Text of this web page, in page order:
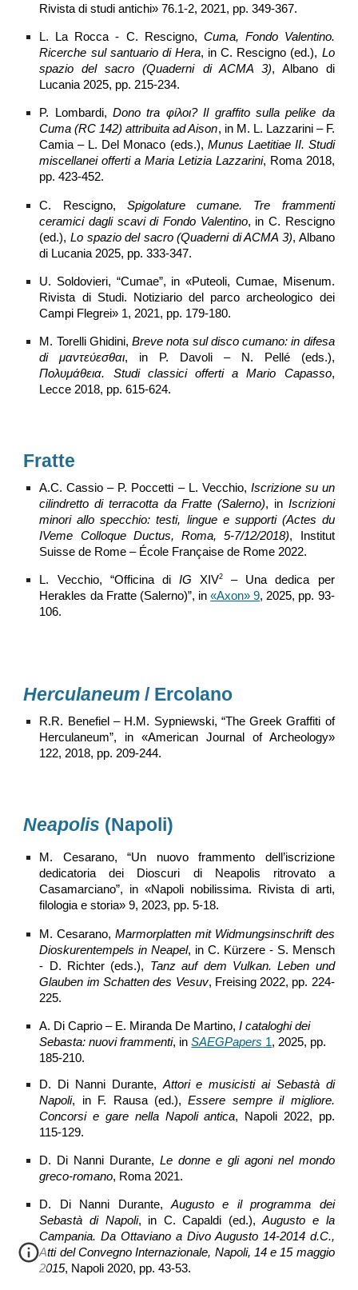
Rivista di studi antichi» 76.1-2, 2021, pp. 349-367.
L. La Rocca - C. Rescigno, Cuma, Fondo Valentino.
Ricerche sul santuario di Hera, in C. Rescigno (ed.), Lo
spazio del sacro (Quaderni di ACMA 3), Albano di
Lucania 2025, pp. 215-234.
P. Lombardi,Dono tra φίλοι? Il graffito sulla pelike da
Cuma (RC 142) attribuita ad Aison, in M. L. Lazzarini – F.
Camia – L. Del Monaco (eds.), Munus Laetitiae II. Studi
miscellanei offerti a Maria Letizia Lazzarini, Roma 2018,
pp. 423-452.
C. Rescigno, Spigolature cumane. Tre frammenti
ceramici dagli scavi di Fondo Valentino, in C. Rescigno
(ed.), Lo spazio del sacro (Quaderni di ACMA 3), Albano
di Lucania 2025, pp. 333-347.
U. Soldovieri, “Cumae”, in «Puteoli, Cumae, Misenum.
Rivista di Studi. Notiziario del parco archeologico dei
Campi Flegrei» 1, 2021, pp. 179-180.
M. Torelli Ghidini,Breve nota sul disco cumano: in difesa
di μαντεύεσθαι, in P. Davoli – N. Pellé (eds.),
Πολυμάθεια. Studi classici offerti a Mario Capasso,
Lecce 2018, pp. 615-624.
Fratte
A.C. Cassio – P. Poccetti – L. Vecchio, Iscrizione su un
cilindretto di terracotta da Fratte (Salerno), in Iscrizioni
minori allo specchio: testi, lingue e supporti (Actes du
IVeme Colloque Ductus, Roma, 5-7/12/2018), Institut
Suisse de Rome – École Française de Rome 2022.
L. Vecchio, “Officina di IG XIV2
– Una dedica per
Herakles da Fratte (Salerno)”, in«Axon» 9, 2025, pp. 93-
106.
Herculaneum/ Ercolano
R.R. Benefiel – H.M. Sypniewski, “The Greek Graffiti of
Herculaneum”, in «American Journal of Archeology»
122, 2018, pp. 209-244.
Neapolis (Napoli)
M. Cesarano, “Un nuovo frammento dell’iscrizione
dedicatoria dei Dioscuri di Neapolis ritrovato a
Casamarciano”, in «Napoli nobilissima. Rivista di arti,
filologia e storia» 9, 2023, pp. 5-18.
M. Cesarano,Marmorplatten mit Widmungsinschrift des
Dioskurentempels in Neapel, in C. Kürzere - S. Mensch
- D. Richter (eds.), Tanz auf dem Vulkan. Leben und
Glauben im Schatten des Vesuv, Freising 2022, pp. 224-
225.
A. Di Caprio – E. Miranda De Martino,I cataloghi dei
Sebasta: nuovi frammenti, inSAEGPapers 1, 2025, pp.
185-210.
D. Di Nanni Durante, Attori e musicisti ai Sebastà di
Napoli, in F. Rausa (ed.),Essere sempre il migliore.
Concorsi e gare nella Napoli antica, Napoli 2022, pp.
115-129.
D. Di Nanni Durante,Le donne e gli agoni nel mondo
greco-romano, Roma 2021.
D. Di Nanni Durante,Augusto e il programma dei
Sebastà di Napoli, in C. Capaldi (ed.),Augusto e la
Campania. Da Ottaviano a Divo Augusto 14-2014 d.C.,
Atti del Convegno Internazionale, Napoli, 14 e 15 maggio
2015, Napoli 2020, pp. 43-53.